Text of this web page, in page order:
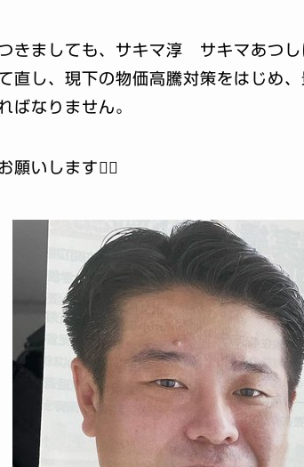
きましても、サキマ淳 サキマあつ
直し、現下の物価高騰対策をはじめ
ばなりません。
願いします🙇‍♂️